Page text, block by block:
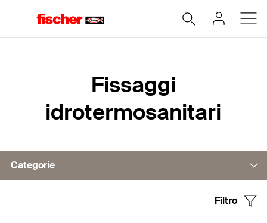
Fissaggi
idrotermosanitari
Categorie
Filtro